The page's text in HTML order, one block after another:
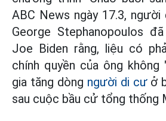
ABC News ngày 17.3,
George Stephanopoulos
Joe Biden rằng, liệu có
chính quyền của ông
gia tăng dòng người di cưở
sau cuộc bầu cử tổng thống